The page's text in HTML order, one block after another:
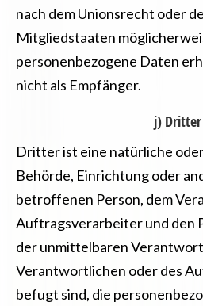
nach dem Unionsrecht oder
Mitgliedstaaten
personenbezogene Daten
nicht als Empfänger.
j) Dritter
Dritter ist eine natürliche
Behörde, Einrichtung oder
betroffenen Person, dem
Auftragsverarbeiter und den
der unmittelbaren
Verantwortlichen oder des
befugt sind, die